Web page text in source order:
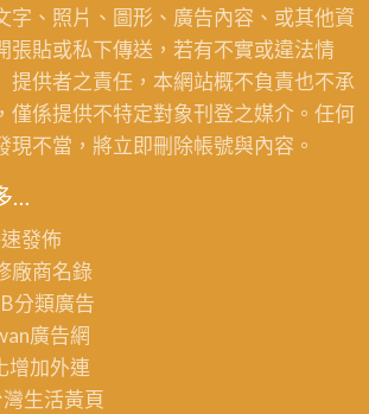
字、照片、圖形、廣告內容、或其他資
張貼或私下傳送，若有不實或違法情
提供者之責任，本網站概不負責也不承
僅係提供不特定對象刊登之媒介。任何
現不當，將立即刪除帳號與內容。
…
發佈
廠商名錄
分類廣告
廣告網
增加外連
生活黃頁